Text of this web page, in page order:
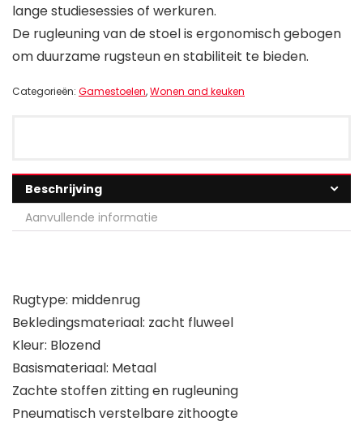
lange studiesessies of werkuren.
De rugleuning van de stoel is ergonomisch gebogen
om duurzame rugsteun en stabiliteit te bieden.
Categorieën: Gamestoelen,Wonen and keuken
Beschrijving
Aanvullende informatie
Rugtype: middenrug
Bekledingsmateriaal: zacht fluweel
Kleur: Blozend
Basismateriaal: Metaal
Zachte stoffen zitting en rugleuning
Pneumatisch verstelbare zithoogte